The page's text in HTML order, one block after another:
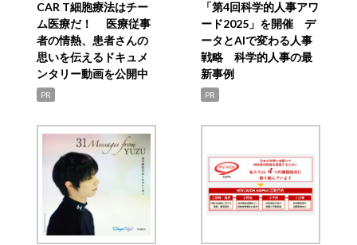
CAR T細胞療法はチー
ム医療だ！ 医療従事
者の情熱、患者さんの
思いを伝えるドキュメ
ンタリー動画を公開中
PR
「第4回科学的人事アワ
ード2025」を開催 デ
ータとAIで変わる人事
戦略 科学的人事の最
新事例
PR